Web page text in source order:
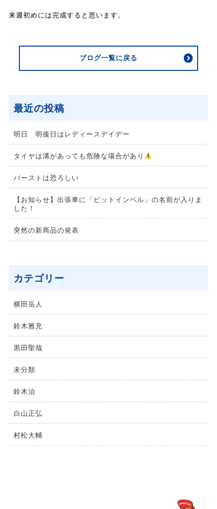
来週初めには完成すると思います。
ブログ一覧に戻る
最近の投稿
明日 明後日はレディースデイデー
タイヤは溝があっても危険な場合があり
バーストは恐ろしい
【お知らせ】出張車に「ピットインベル」の名前が入りま
した！
突然の新商品の発表
カテゴリー
横⽥岳⼈
鈴木雅充
黒田聖哉
未分類
鈴⽊治
⽩⼭正弘
村松⼤輔